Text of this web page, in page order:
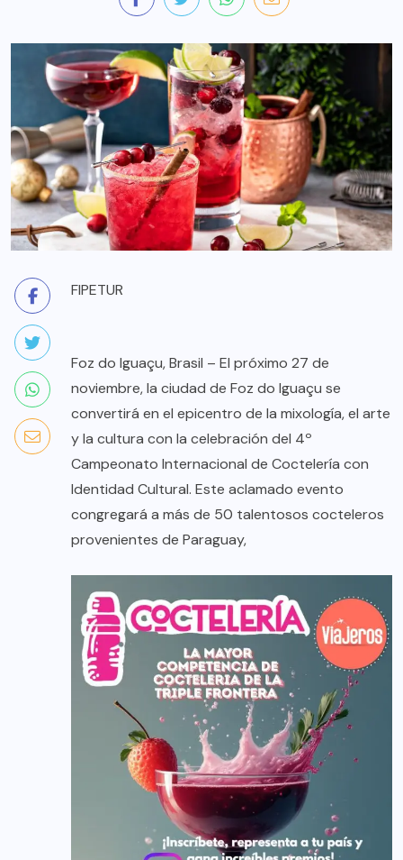
FIPETUR
Foz do Iguaçu, Brasil – El próximo 27 de
noviembre, la ciudad de Foz do Iguaçu se
convertirá en el epicentro de la mixología, el arte
y la cultura con la celebración del 4º
Campeonato Internacional de Coctelería con
Identidad Cultural. Este aclamado evento
congregará a más de 50 talentosos cocteleros
provenientes de Paraguay,